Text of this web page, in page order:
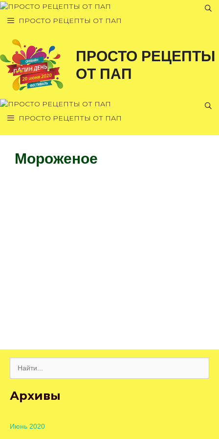
Перейти
ПРОСТО РЕЦЕПТЫ ОТ ПАП
ПРОСТО РЕЦЕПТЫ
ОТ ПАП
ПРОСТО РЕЦЕПТЫ ОТ ПАП
Мороженое
Архивы
Июнь 2020